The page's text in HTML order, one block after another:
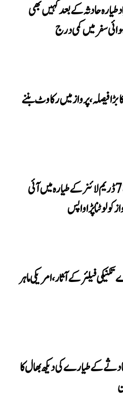
طیارہ حادثہ کے بعد کہیں بھی
سفر میں کمی درج
فیصلہ، پرواز میں رکاوٹ بننے
ایئر انڈیا کے ایک اور بوئنگ 8-787 ڈریم لائنر کے طیارہ میں آئی
لوٹنا پڑا واپس
فیلئر کے آثار، امریکی ماہر
کے طیارے کی دیکھ بھال کا